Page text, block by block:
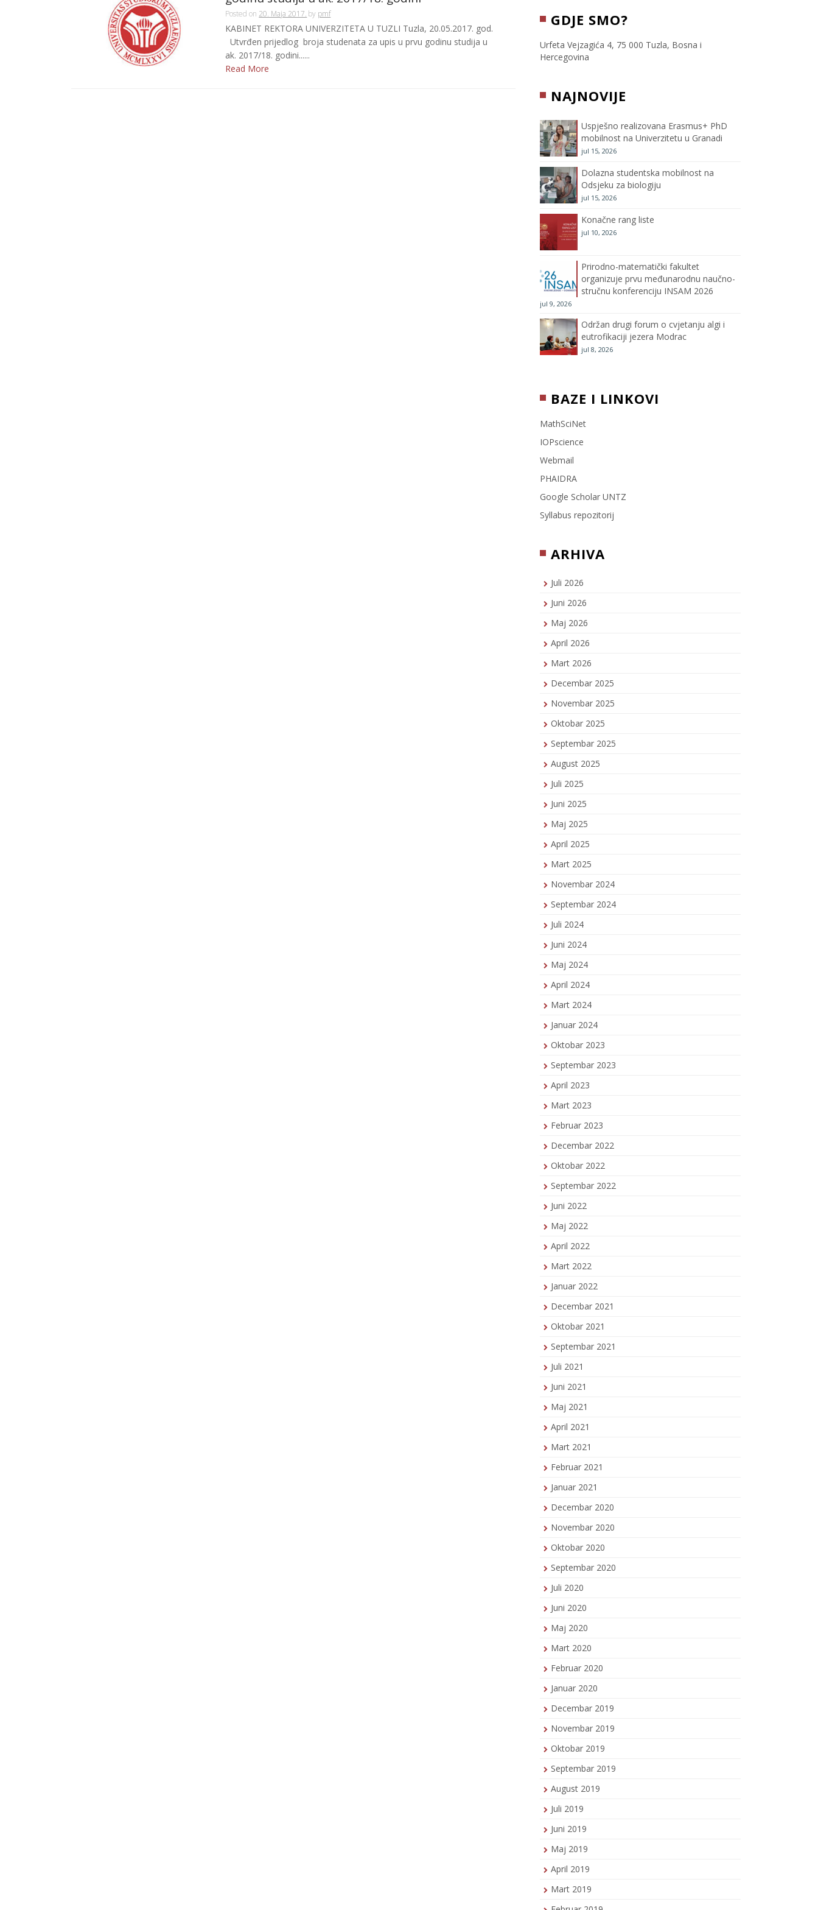
Posted on 20. Maja 2017. by pmf
KABINET REKTORA UNIVERZITETA U TUZLI Tuzla, 20.05.2017. god.
Utvrđen prijedlog broja studenata za upis u prvu godinu studija u
ak. 2017/18. godini......
Read More
c
e
o
o
k
i
t
e
t
a
m
T
C
h
e
l
GDJE SMO?
Urfeta Vejzagića 4, 75 000 Tuzla, Bosna i
Hercegovina
NAJNOVIJE
Uspješno realizovana Erasmus+ PhD
mobilnost na Univerzitetu u Granadi
jul 15, 2026
Dolazna studentska mobilnost na
Odsjeku za biologiju
jul 15, 2026
Konačne rang liste
jul 10, 2026
Prirodno-matematički fakultet
organizuje prvu međunarodnu naučno-
stručnu konferenciju INSAM 2026
jul 9, 2026
Održan drugi forum o cvjetanju algi i
eutrofikaciji jezera Modrac
jul 8, 2026
BAZE I LINKOVI
MathSciNet
IOPscience
Webmail
PHAIDRA
Google Scholar UNTZ
Syllabus repozitorij
ARHIVA
Juli 2026
Juni 2026
Maj 2026
April 2026
Mart 2026
Decembar 2025
Novembar 2025
Oktobar 2025
Septembar 2025
August 2025
Juli 2025
Juni 2025
Maj 2025
April 2025
Mart 2025
Novembar 2024
Septembar 2024
Juli 2024
Juni 2024
Maj 2024
April 2024
Mart 2024
Januar 2024
Oktobar 2023
Septembar 2023
April 2023
Mart 2023
Februar 2023
Decembar 2022
Oktobar 2022
Septembar 2022
Juni 2022
Maj 2022
April 2022
Mart 2022
Januar 2022
Decembar 2021
Oktobar 2021
Septembar 2021
Juli 2021
Juni 2021
Maj 2021
April 2021
Mart 2021
Februar 2021
Januar 2021
Decembar 2020
Novembar 2020
Oktobar 2020
Septembar 2020
Juli 2020
Juni 2020
Maj 2020
Mart 2020
Februar 2020
Januar 2020
Decembar 2019
Novembar 2019
Oktobar 2019
Septembar 2019
August 2019
Juli 2019
Juni 2019
Maj 2019
April 2019
Mart 2019